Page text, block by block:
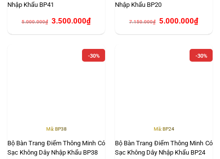
Nhập Khẩu BP41
5.000.000₫
Giá
gốc
3.500.000₫Giá
Nhập Khẩu BP20
7.150.000₫
Giá
gốc
5.000.000₫Giá
-30%
Mã: BP38
Bộ Bàn Trang Điểm Thông Minh Có
Sạc Không Dây Nhập Khẩu BP38
-30%
Mã: BP24
Bộ Bàn Trang Điểm Thông Minh Có
Sạc Không Dây Nhập Khẩu BP24